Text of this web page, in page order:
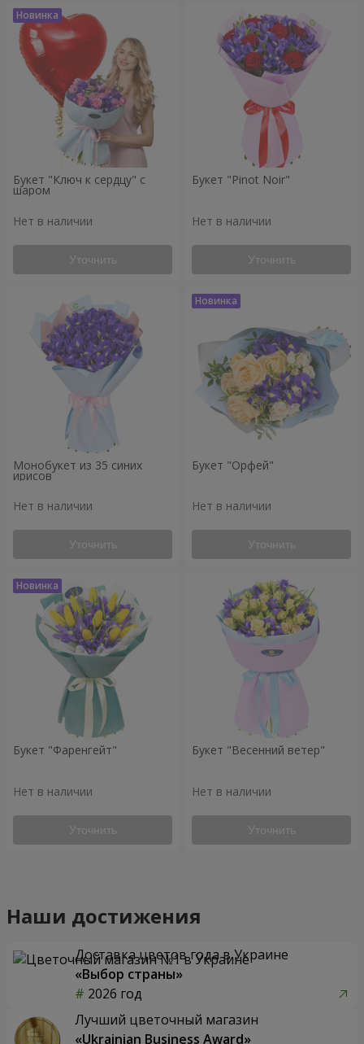
Букет "Ключ к сердцу" с
шаром
Нет в наличии
Уточнить
Букет "Pinot Noir"
Нет в наличии
Уточнить
Монобукет из 35 синих
ирисов
Нет в наличии
Уточнить
Букет "Орфей"
Нет в наличии
Уточнить
Букет "Фаренгейт"
Нет в наличии
Уточнить
Букет "Весенний ветер"
Нет в наличии
Уточнить
Наши достижения
Доставка цветов года в Украине
«Выбор страны»
2026 год
Лучший цветочный магазин
«Ukrainian Business Award»